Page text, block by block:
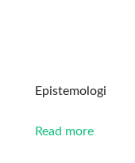
Epistemologi
Read more